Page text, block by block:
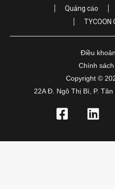
Quảng cáo
TYCOON
Điều
Chính
Copyright ©
22A Đ. Ngô Thị Bì, P.